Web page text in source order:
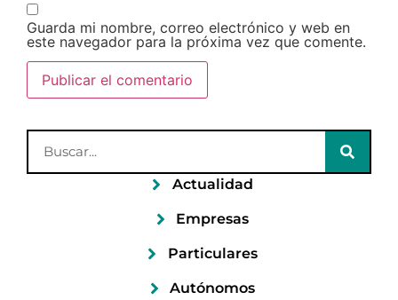
Guarda mi nombre, correo electrónico y web en
este navegador para la próxima vez que comente.
Actualidad
Empresas
Particulares
Autónomos